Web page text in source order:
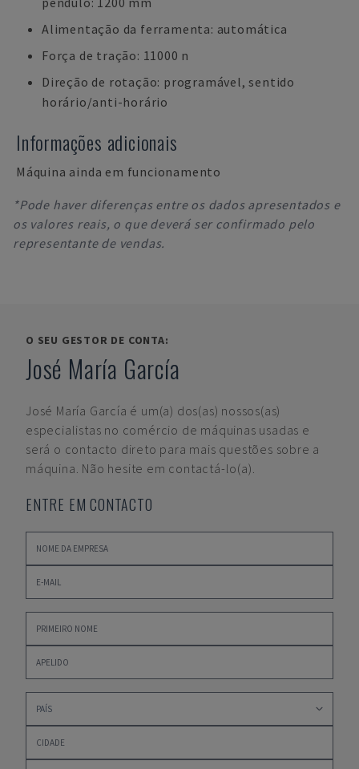
Alimentação da ferramenta: automática
Força de tração: 11000 n
Direção de rotação: programável, sentido
horário/anti-horário
Informações adicionais
Máquina ainda em funcionamento
*Pode haver diferenças entre os dados apresentados e
os valores reais, o que deverá ser confirmado pelo
representante de vendas.
O SEU GESTOR DE CONTA:
José María García
José María García é um(a) dos(as) nossos(as)
especialistas no comércio de máquinas usadas e
será o contacto direto para mais questões sobre a
máquina. Não hesite em contactá-lo(a).
ENTRE EM CONTACTO